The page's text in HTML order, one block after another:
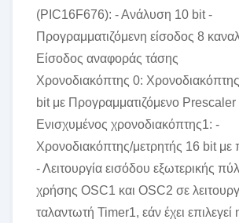
(PIC16F676): - Ανάλυση 10 bit -
Προγραμματιζόμενη είσοδος 8
Είσοδος αναφοράς τάσης
Χρονοδιακόπτης 0:
bit με Προγραμματιζόμενο
Ενισχυμένος χρονοδιακόπτης1: -
Χρονοδιακόπτης/μετρητής 16 bit με
- Λειτουργία εισόδου εξωτερικής
χρήσης OSC1 και OSC2 σε
ταλαντωτή Timer1, εάν έχει επιλεγεί